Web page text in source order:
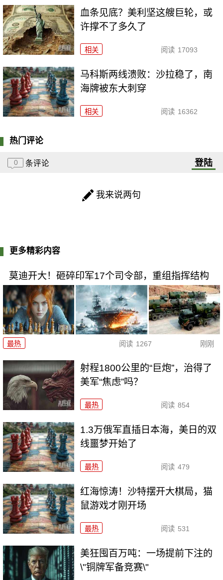
血条见底？美利坚这艘巨轮，或
许撑不了多久了
相关 阅读 17093
马科斯两线溃败：沙拉稳了，南
海牌被东大刺穿
相关 阅读 16362
热门评论
0 条评论 登陆
我来说两句
更多精彩内容
莫迪开大！砸碎印军17个司令部，重组指挥结构
最热 阅读 1267 刚刚
射程1800公里的“巨炮”，治得了
美军“焦虑”吗？
最热 阅读 854
1.3万俄军直插日本海，美日的双
线噩梦开始了
最热 阅读 479
红海惊涛！沙特摆开大棋局，猫
鼠游戏才刚开场
最热 阅读 531
美狂囤百万吨：一场提前下注的
\"铜牌军备竞赛\"